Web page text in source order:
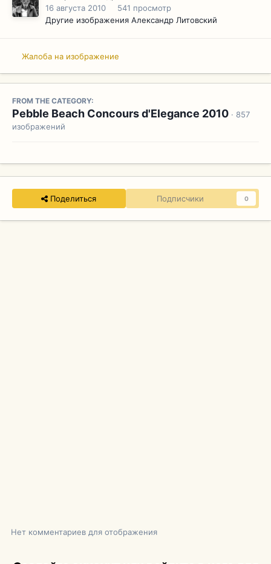
16 августа 2010
541 просмотр
Другие изображения Александр Литовский
Жалоба на изображение
FROM THE CATEGORY:
Pebble Beach Concours d'Elegance 2010 · 857
изображений
Поделиться Подписчики 0
Нет комментариев для отображения